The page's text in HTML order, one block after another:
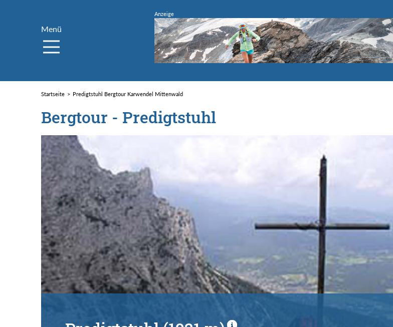
Menü
Startseite Predigtstuhl Bergtour Karwendel Mittenwald
Bergtour - Predigtstuhl